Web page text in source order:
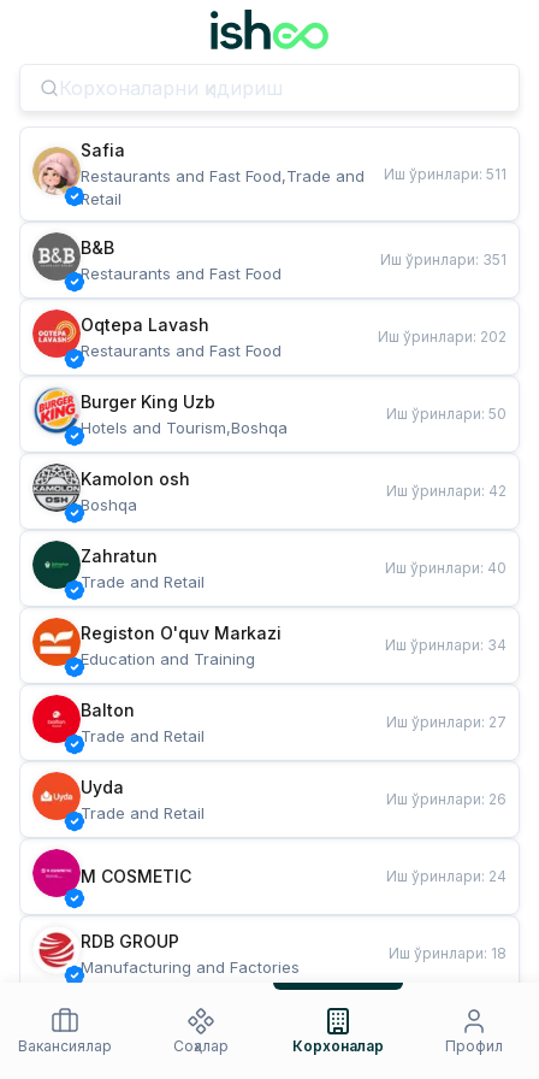
Safia
Restaurants and Fast Food,Trade and
Retail
Иш ўринлари: 511
B&B
Restaurants and Fast Food
Иш ўринлари: 351
Oqtepa Lavash
Restaurants and Fast Food
Иш ўринлари: 202
Burger King Uzb
Hotels and Tourism,Boshqa
Иш ўринлари: 50
Kamolon osh
Boshqa
Иш ўринлари: 42
Zahratun
Trade and Retail
Иш ўринлари: 40
Registon O'quv Markazi
Education and Training
Иш ўринлари: 34
Balton
Trade and Retail
Иш ўринлари: 27
Uyda
Trade and Retail
Иш ўринлари: 26
M COSMETIC Иш ўринлари: 24
RDB GROUP
Manufacturing and Factories
Иш ўринлари: 18
Restaurants and Fast Food
Иш ўринлари
Вакансиялар
Соҳалар Корхоналар Профил